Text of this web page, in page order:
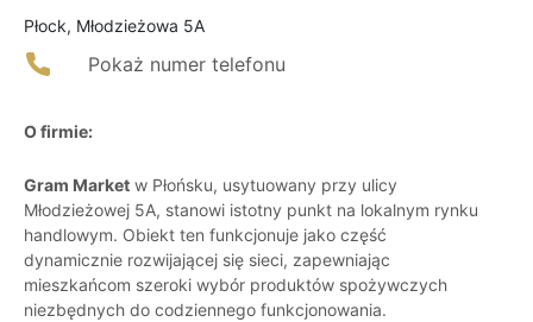
Płock, Młodzieżowa 5A
Pokaż numer telefonu
O firmie:
Gram Market w Płońsku, usytuowany przy ulicy
Młodzieżowej 5A, stanowi istotny punkt na lokalnym rynku
handlowym. Obiekt ten funkcjonuje jako część
dynamicznie rozwijającej się sieci, zapewniając
mieszkańcom szeroki wybór produktów spożywczych
niezbędnych do codziennego funkcjonowania.